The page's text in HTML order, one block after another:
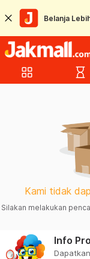
Belanja
grid_view hourglass_empty
Kami tidak
Silakan melakukan
Info